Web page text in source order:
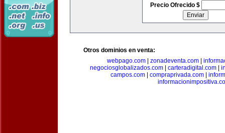
Precio Ofrecido $
Otros dominios en venta:
webpago.com
zonadeventa.com
negociosglobalizados.com
carteradigital.com
campos.com
compraprivada.com